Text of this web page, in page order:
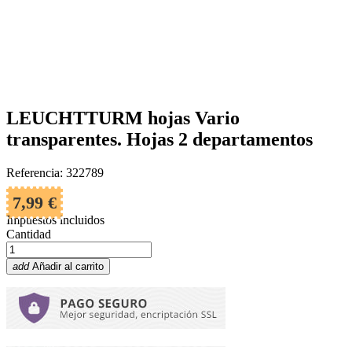
LEUCHTTURM hojas Vario
transparentes. Hojas 2 departamentos
Referencia: 322789
7,99 €
Impuestos incluidos
Cantidad
add Añadir al carrito